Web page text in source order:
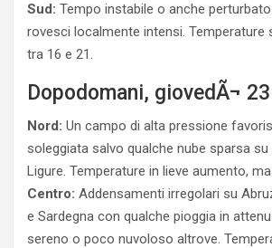
Sud: Tempo instabile o anche
rovesci localmente intensi. Temperature
tra 16 e 21.
Dopodomani, giovedÃ¬
Nord: Un campo di alta pressione
soleggiata salvo qualche nube sparsa su
Ligure. Temperature in lieve aumento,
Centro: Addensamenti irregolari su
e Sardegna con qualche pioggia in
sereno o poco nuvoloso altrove.